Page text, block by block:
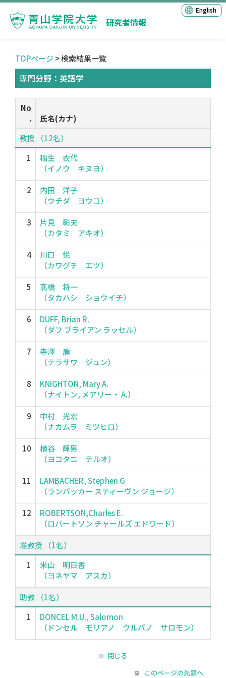
研究者情報
English
TOPページ > 検索結果一覧
専門分野：英語学
No
.
氏名(カナ)
教授 （12名）
1
稲生 衣代
（イノウ キヌヨ）
2
内田 洋子
（ウチダ ヨウコ）
3
片見 彰夫
（カタミ アキオ）
4
川口 悦
（カワグチ エツ）
5
髙橋 将一
（タカハシ ショウイチ）
6
DUFF, Brian R.
（ダフ ブライアン ラッセル）
7
寺澤 盾
（テラサワ ジュン）
8
KNIGHTON, Mary A.
（ナイトン, メアリー・ A.）
9
中村 光宏
（ナカムラ ミツヒロ）
10
横谷 輝男
（ヨコタニ テルオ）
11
LAMBACHER, Stephen G
（ランバッカー スティーヴン ジョージ）
12
ROBERTSON,Charles E.
（ロバートソン チャールズ エドワード）
准教授 （1名）
1
米山 明日香
（ヨネヤマ アスカ）
助教 （1名）
1
DONCEL M.U., Salomon
（ドンセル モリアノ ウルバノ サロモン）
閉じる
このページの先頭へ